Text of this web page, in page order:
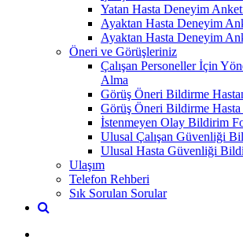
Yatan Hasta Deneyim
Ayaktan Hasta Deneyim
Ayaktan Hasta Deneyim
Öneri ve Görüşleriniz
Çalışan Personeller İçin
Alma
Görüş Öneri Bildirme
Görüş Öneri Bildirme Hasta
İstenmeyen Olay Bildirim
Ulusal Çalışan Güvenliği
Ulusal Hasta Güvenliği
Ulaşım
Telefon Rehberi
Sık Sorulan Sorular